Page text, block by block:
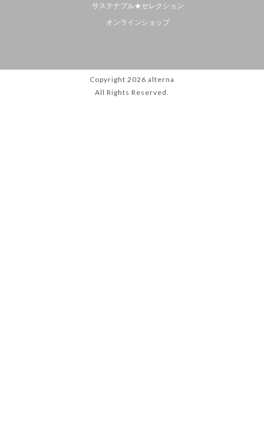
サステナブル★セレクション
オンラインショップ
Copyright 2026 alterna
All Rights Reserved.